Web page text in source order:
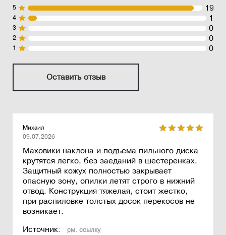
5 19
4 1
3 0
2 0
1 0
Оставить отзыв
Михаил
09.07.2026
Маховики наклона и подъема пильного диска
крутятся легко, без заеданий в шестеренках.
Защитный кожух полностью закрывает
опасную зону, опилки летят строго в нижний
отвод. Конструкция тяжелая, стоит жестко,
при распиловке толстых досок перекосов не
возникает.
Источник:
см. ссылку